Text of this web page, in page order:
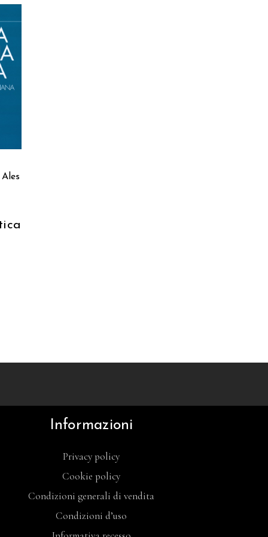
Informazioni
Privacy policy
Cookie policy
Condizioni generali di vendita
Condizioni d’uso